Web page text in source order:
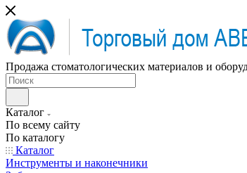
Продажа стоматологических материалов и
Каталог
По всему сайту
По каталогу
Каталог
Инструменты и наконечники